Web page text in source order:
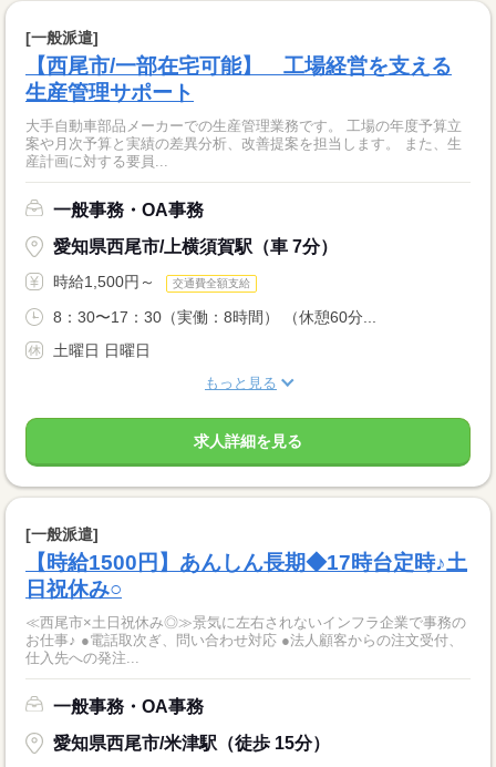
[一般派遣]
【西尾市/一部在宅可能】 工場経営を支える
生産管理サポート
大手自動車部品メーカーでの生産管理業務です。 工場の年度予算立
案や月次予算と実績の差異分析、改善提案を担当します。 また、生
産計画に対する要員...
一般事務・OA事務
愛知県西尾市/上横須賀駅（車 7分）
時給1,500円～ 交通費全額支給
8：30〜17：30（実働：8時間） （休憩60分...
土曜日 日曜日
もっと見る
求人詳細を見る
[一般派遣]
【時給1500円】あんしん長期◆17時台定時♪土
日祝休み○
≪西尾市×土日祝休み◎≫景気に左右されないインフラ企業で事務の
お仕事♪ ●電話取次ぎ、問い合わせ対応 ●法人顧客からの注文受付、
仕入先への発注...
一般事務・OA事務
愛知県西尾市/米津駅（徒歩 15分）